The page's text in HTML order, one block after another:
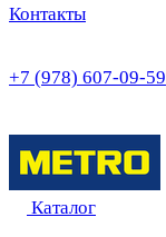
Контакты
+7 (978) 607-09-59
Каталог